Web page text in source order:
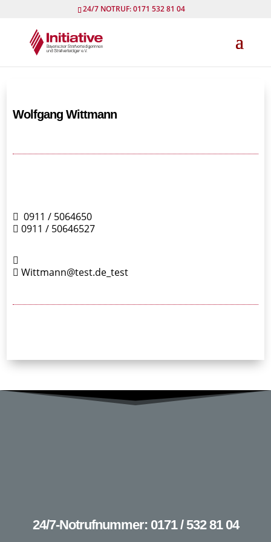
24/7 NOTRUF: 0171 532 81 04
Wolfgang Wittmann
0911 / 5064650
0911 / 50646527
Wittmann@test.de_test
24/7-Notrufnummer: 0171 / 532 81 04